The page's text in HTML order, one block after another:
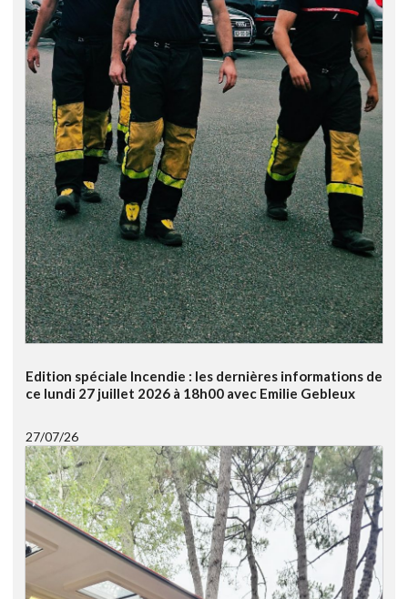
Edition spéciale Incendie : les dernières informations de
ce lundi 27 juillet 2026 à 18h00 avec Emilie Gebleux
27/07/26